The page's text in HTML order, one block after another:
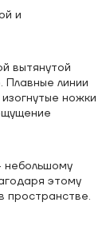
и
вытянутой
Плавные линии
ножки
небольшому
этому
пространстве.